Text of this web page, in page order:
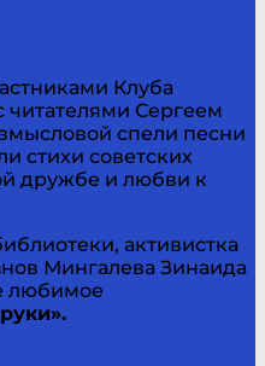
Клуба
читателями Сергеем
спели песни
стихи советских
дружбе и любви к
активистка
Мингалева Зинаида
любимое
.